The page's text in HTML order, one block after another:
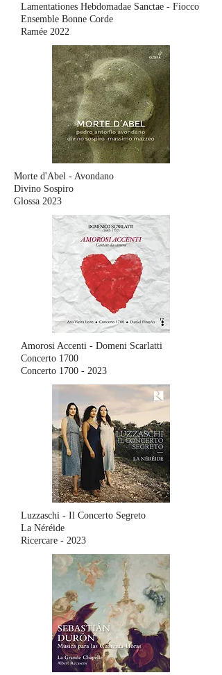
Lamentationes Hebdomadae Sanctae - Fiocco
Ensemble Bonne Corde
Ramée 2022
Morte d'Abel - Avondano
Divino Sospiro
Glossa 2023
Amorosi Accenti - Domeni Scarlatti
Concerto 1700
Concerto 1700 - 2023
Luzzaschi - Il Concerto Segreto
La Néréide
Ricercare - 2023